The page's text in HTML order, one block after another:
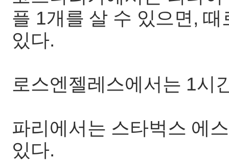
플 1개를 살 수 있으면,
있다.
로스엔젤레스에서는 1시
파리에서는 스타벅스 에
있다.